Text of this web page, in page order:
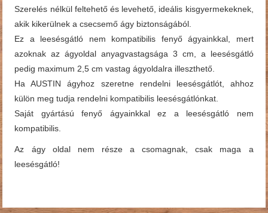
Szerelés nélkül feltehető és levehető, ideális kisgyermekeknek,
akik kikerülnek a csecsemő ágy biztonságából.
Ez a leesésgátló nem kompatibilis fenyő ágyainkkal, mert
azoknak az ágyoldal anyagvastagsága 3 cm, a leesésgátló
pedig maximum 2,5 cm vastag ágyoldalra illeszthető.
Ha AUSTIN ágyhoz szeretne rendelni leesésgátlót, ahhoz
külön meg tudja rendelni kompatibilis leesésgátlónkat.
Saját gyártású fenyő ágyainkkal ez a leesésgátló nem
kompatibilis.
Az ágy oldal nem része a csomagnak, csak maga a
leesésgátló!